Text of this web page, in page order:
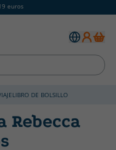
euros
LIBRO DE BOLSILLO
Rebecca